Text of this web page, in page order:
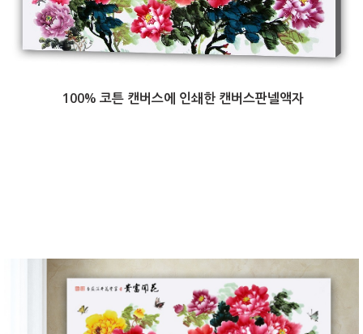
100% 코튼 캔버스에 인쇄한 캔버스판넬액자